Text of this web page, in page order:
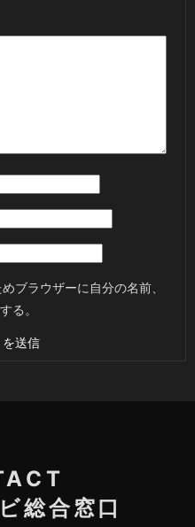
ブラウザーに自分の名前、
る。
総合窓口